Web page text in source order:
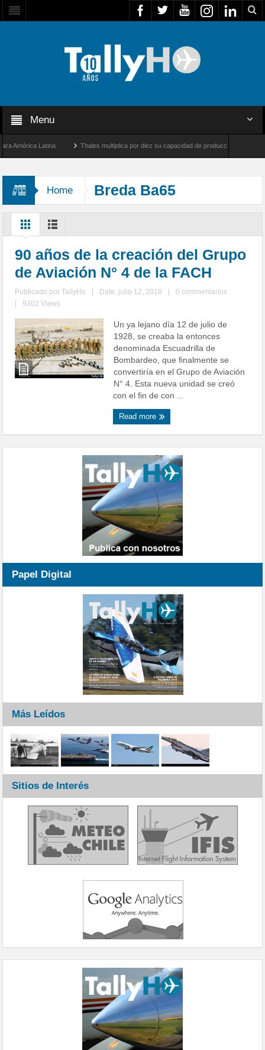
Menu
Latina Thales multiplica por diez su capacidad de producción de radares en
Home Breda Ba65
90 años de la creación del Grupo
de Aviación N° 4 de la FACH
Publicado porTallyHo Date: julio 12, 2018
0 commentarios
9302 Views
Un ya lejano día 12 de julio de
1928, se creaba la entonces
denominada Escuadrilla de
Bombardeo, que finalmente se
convertiría en el Grupo de Aviación
N° 4. Esta nueva unidad se creó
con el fin de con ...
Read more
Papel Digital
Más Leídos
Sitios de Interés